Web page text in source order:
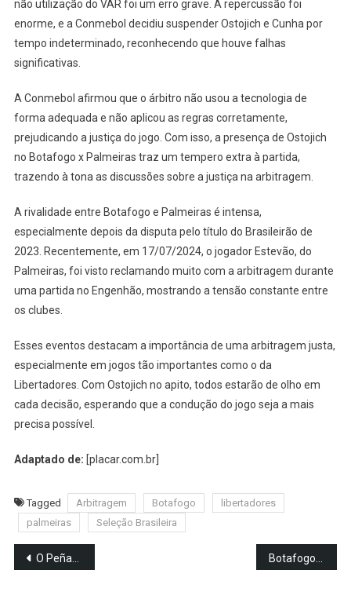
não utilização do VAR foi um erro grave. A repercussão foi
enorme, e a Conmebol decidiu suspender Ostojich e Cunha por
tempo indeterminado, reconhecendo que houve falhas
significativas.
A Conmebol afirmou que o árbitro não usou a tecnologia de
forma adequada e não aplicou as regras corretamente,
prejudicando a justiça do jogo. Com isso, a presença de Ostojich
no Botafogo x Palmeiras traz um tempero extra à partida,
trazendo à tona as discussões sobre a justiça na arbitragem.
A rivalidade entre Botafogo e Palmeiras é intensa,
especialmente depois da disputa pelo título do Brasileirão de
2023. Recentemente, em 17/07/2024, o jogador Estevão, do
Palmeiras, foi visto reclamando muito com a arbitragem durante
uma partida no Engenhão, mostrando a tensão constante entre
os clubes.
Esses eventos destacam a importância de uma arbitragem justa,
especialmente em jogos tão importantes como o da
Libertadores. Com Ostojich no apito, todos estarão de olho em
cada decisão, esperando que a condução do jogo seja a mais
precisa possível.
Adaptado de: [placar.com.br]
Tagged Arbitragem Botafogo
libertadores
palmeiras
Seleção Brasileira
Navegação
O Peñarol achou o pedido alto demais, e a negociação pelo lateral do Botafogo deu uma emperrada.